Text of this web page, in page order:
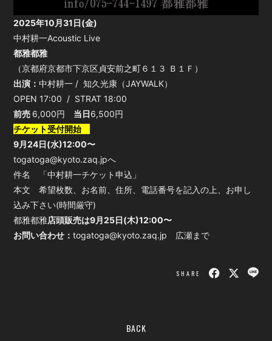
2025年10月31日(金)
中村耕一Acoustic Live
都雅都雅
（京都府京都市下京区貞安前之町６１３ Ｂ１Ｆ）
出演：中村耕一 / 知久光康（JAYWALK）
OPEN 17:00 / STRAT 18:00
前売 6,000円 当日6,500円
チケット受付開始
9月24日(水)12:00〜
togatoga@kyoto.zaq.jpへ
件名 「中村耕一チケット申込」
本文 希望枚数、お名前、住所、電話番号を記入の上、お申し
込み下さい(時間厳守)
都雅都雅店頭販売は9月25日(木)12:00〜
お問い合わせ：togatoga@kyoto.zaq.jp 広瀬まで
SHARE
BACK